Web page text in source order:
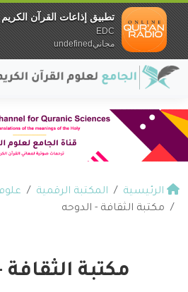
الرئيسية المكتبة الرقمية
مكتبة الثقافة - الدوحه
مكتبة الثقافة
تطبيق إذاعات القرآن الكريم
EDC
مجانيundefined